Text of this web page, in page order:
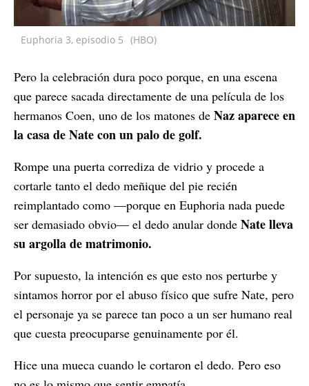
Euphoria 3, episodio 5 (HBO)
Pero la celebración dura poco porque, en una escena
que parece sacada directamente de una película de los
hermanos Coen, uno de los matones de Naz aparece en
la casa de Nate con un palo de golf.
Rompe una puerta corrediza de vidrio y procede a
cortarle tanto el dedo meñique del pie recién
reimplantado como —porque en Euphoria nada puede
ser demasiado obvio— el dedo anular donde Nate lleva
su argolla de matrimonio.
Por supuesto, la intención es que esto nos perturbe y
sintamos horror por el abuso físico que sufre Nate, pero
el personaje ya se parece tan poco a un ser humano real
que cuesta preocuparse genuinamente por él.
Hice una mueca cuando le cortaron el dedo. Pero eso